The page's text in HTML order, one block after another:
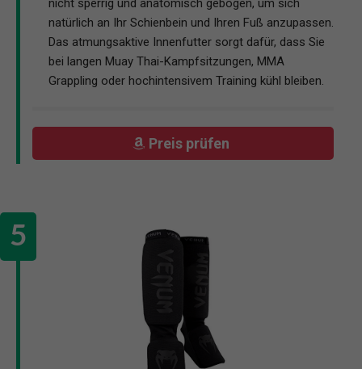
nicht sperrig und anatomisch gebogen, um sich
natürlich an Ihr Schienbein und Ihren Fuß anzupassen.
Das atmungsaktive Innenfutter sorgt dafür, dass Sie
bei langen Muay Thai-Kampfsitzungen, MMA
Grappling oder hochintensivem Training kühl bleiben.
Preis prüfen